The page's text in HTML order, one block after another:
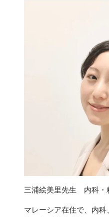
三浦絵美里先生 内科・
マレーシア在住で、内